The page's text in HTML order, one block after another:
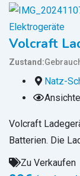
Elektrogeräte
Volcraft
Zustand
Natz-
Volcraft
Batterien. Die
Zu Verkaufen